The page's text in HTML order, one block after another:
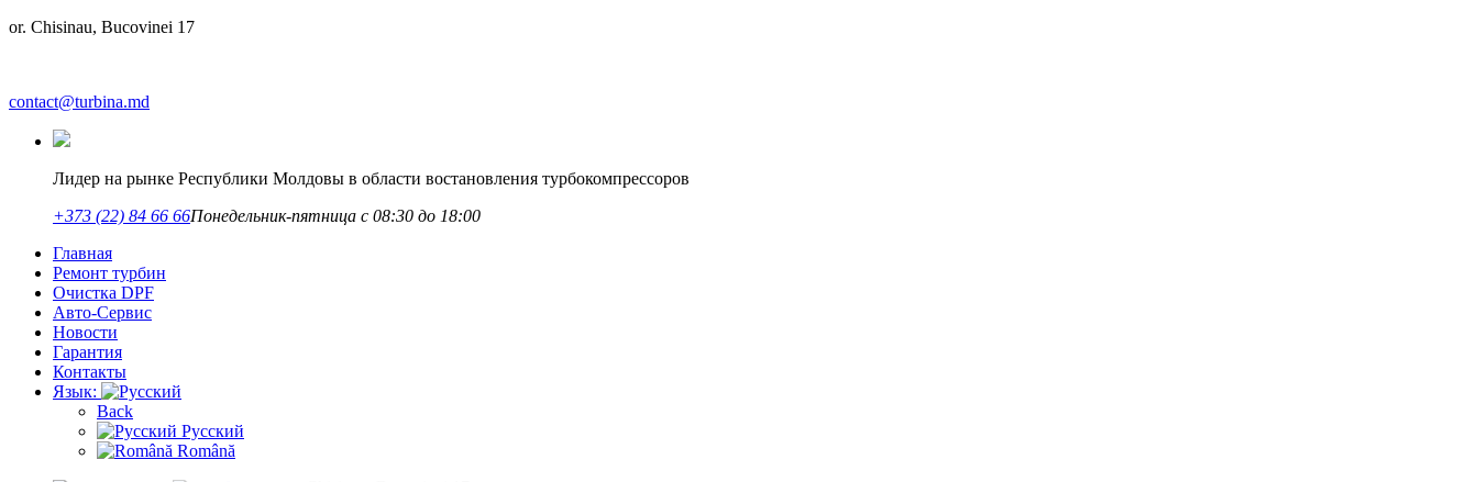
or. Chisinau, Bucovinei 17
contact@turbina.md
Лидер на рынке Республики Молдовы в области востановления турбокомпрессоров
+373 (22) 84 66 66Понедельник-пятница с 08:30 до 18:00
Главная
Ремонт турбин
Очистка DPF
Авто-Сервис
Новости
Гарантия
Контакты
Язык:
Back
Русский
Română